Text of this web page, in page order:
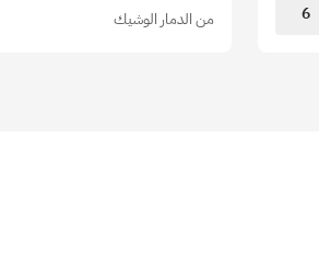
6 من الدمار الوشيك